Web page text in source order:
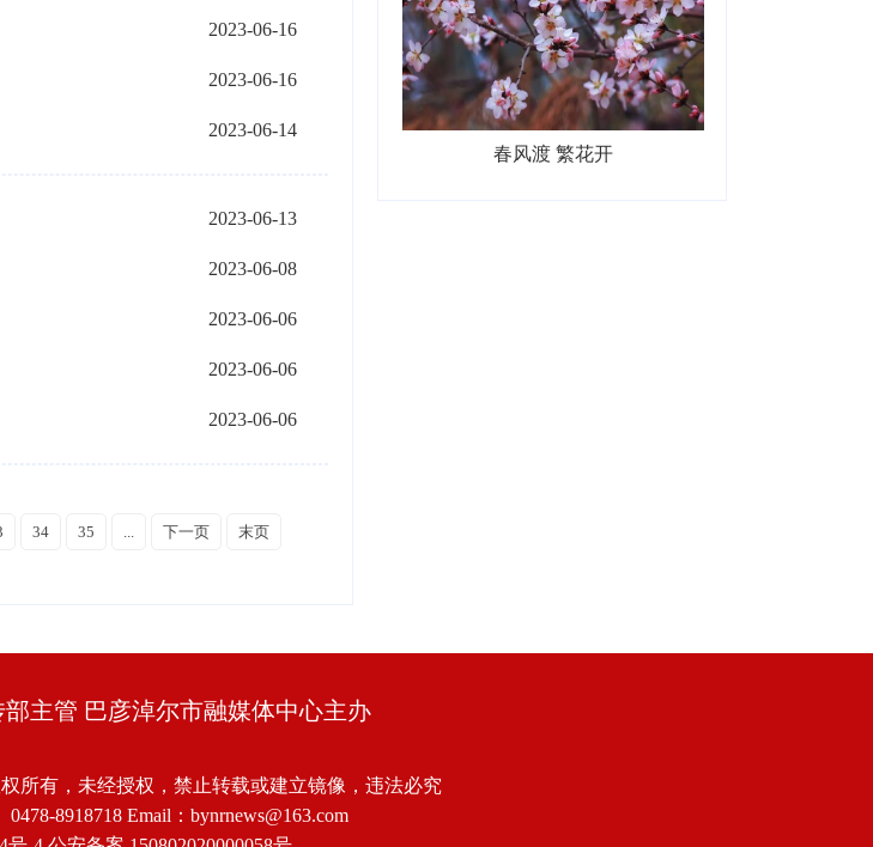
2023-06-16
2023-06-16
2023-06-14
2023-06-13
2023-06-08
2023-06-06
2023-06-06
2023-06-06
34 35 ... 下一页 末页
春风渡 繁花开
主管 巴彦淖尔市融媒体中心主办
所有，未经授权，禁止转载或建立镜像，违法必究
8918718 Email：bynrnews@163.com